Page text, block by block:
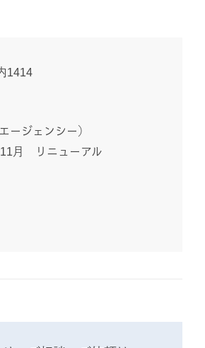
1414
ージェンシー）
月 リニューアル